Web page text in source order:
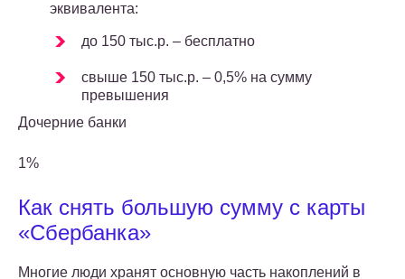
эквивалента:
до 150 тыс.р. – бесплатно
свыше 150 тыс.р. – 0,5% на сумму
превышения
Дочерние банки
1%
Как снять большую сумму с карты
«Сбербанка»
Многие люди хранят основную часть накоплений в